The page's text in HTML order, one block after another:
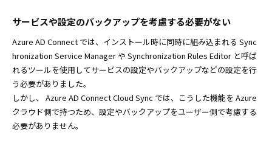
サービスや設定のバックアップを考慮する必要がない
Azure AD Connect では、インストール時に同時に組み込まれる Sync
hronization Service Manager や Synchronization Rules Editor と呼ば
れるツールを使用してサービスの設定やバックアップなどの設定を行
う必要がありました。
しかし、 Azure AD Connect Cloud Sync では、こうした機能を Azure
クラウド側で持つため、設定やバックアップをユーザー側で考慮する
必要がありません。